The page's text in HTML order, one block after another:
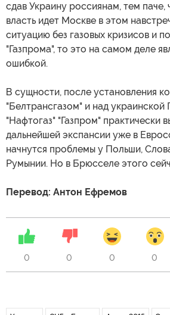
сдав Украину россиянам, тем паче,
власть идет Москве в этом
ситуацию без газовых кризисов и
"Газпрома", то это на самом деле
ошибкой.
В сущности, после установления
"Белтрансгазом" и над
"Нафтогаз" "Газпром" практически
дальнейшей экспансии уже в
начнутся проблемы у Польши,
Румынии. Но в Брюсселе этого
Перевод: Антон Ефремов
0 0 0 0